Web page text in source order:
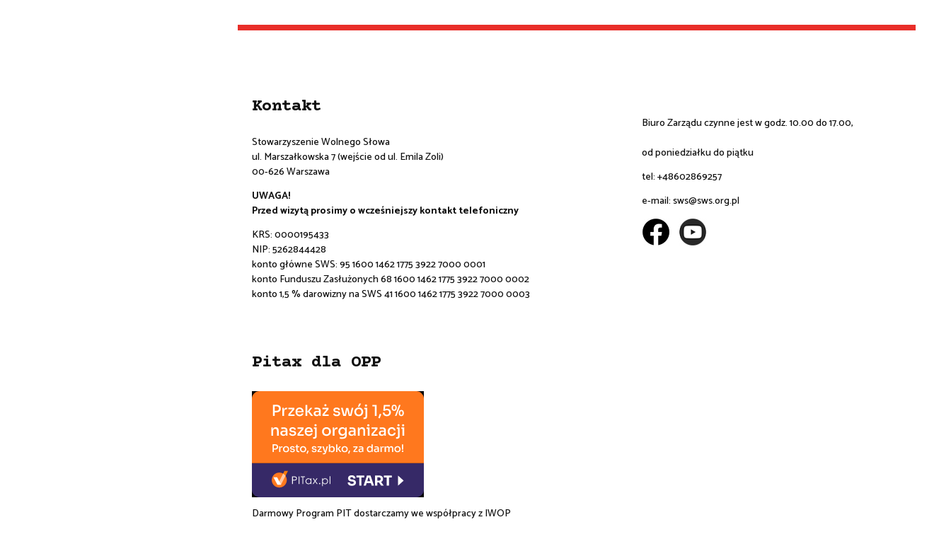
Kontakt
Stowarzyszenie Wolnego Słowa
ul. Marszałkowska 7 (wejście od ul. Emila Zoli)
00-626 Warszawa
UWAGA!
Przed wizytą prosimy o wcześniejszy kontakt telefoniczny
KRS: 0000195433
NIP: 5262844428
konto główne SWS:95 1600 1462 1775 3922 7000 0001
konto Funduszu Zasłużonych 68 1600 1462 1775 3922 7000 0002
konto 1,5 % darowizny na SWS 41 1600 1462 1775 3922 7000 0003
Biuro Zarządu czynne jest w godz. 10.00 do 17.00,
od poniedziałku do piątku
tel: +48602869257
e-mail:sws@sws.org.pl
Pitax dla OPP
Darmowy Program PIT dostarczamy we współpracy zIWOP